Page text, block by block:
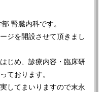
腎臓内科です。
ジを開設させて頂きまし
じめ、診療内容・臨床研
ております。
してまいりますので末永